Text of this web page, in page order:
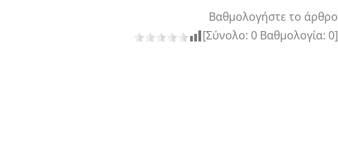
Βαθμολογήστε το άρθρο
[Σύνολο: 0 Βαθμολογία: 0]